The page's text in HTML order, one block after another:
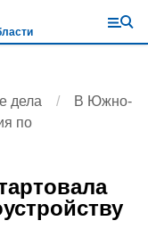
дела
В Южно-
по